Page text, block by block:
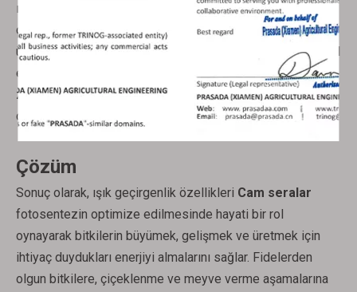
ışığa maruz kalma sağlayarak bitkilerin yüksek kaliteli
çiçek ve meyve üretmesi için mükemmel ortamı yaratmak
üzere tasarlanmıştır. Sera içindeki ışık seviyelerinin kontrol
edilebilmesi, çiçeklenme ve meyve vermenin en uygun
zamanda gerçekleşmesini sağlayarak daha iyi verim ve
daha tutarlı hasat elde edilmesini sağlar.
Çözüm
Sonuç olarak, ışık geçirgenlik özellikleri Cam seralar
fotosentezin optimize edilmesinde hayati bir rol
oynayarak bitkilerin büyümek, gelişmek ve üretmek için
ihtiyaç duydukları enerjiyi almalarını sağlar. Fidelerden
olgun bitkilere, çiçeklenme ve meyve verme aşamalarına